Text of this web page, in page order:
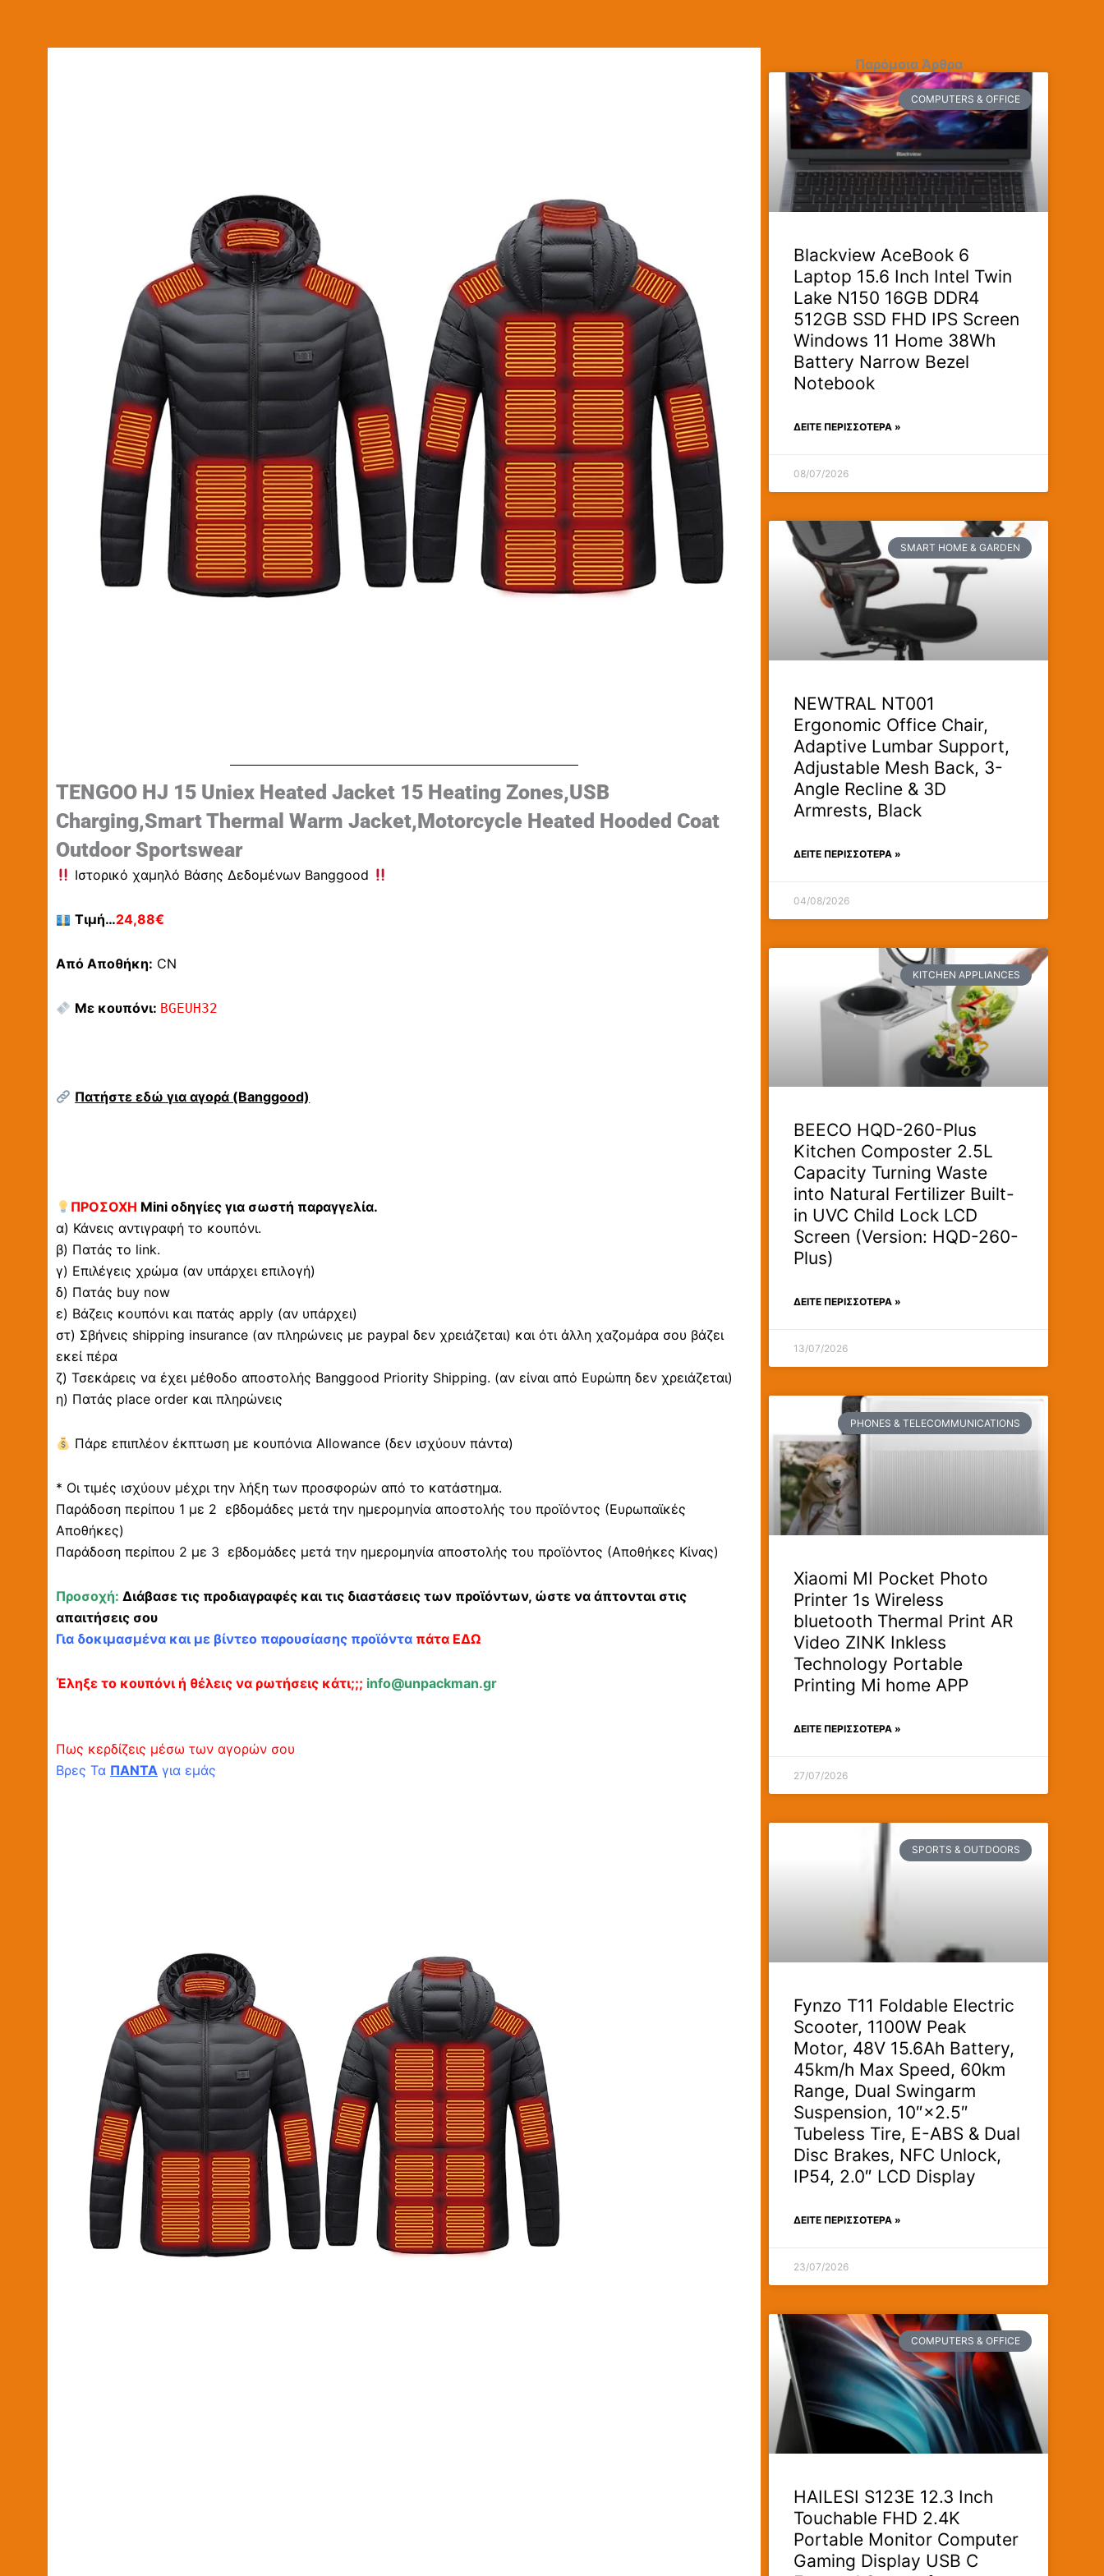
TENGOO HJ 15 Uniex Heated Jacket 15 Heating Zones,USB
Charging,Smart Thermal Warm Jacket,Motorcycle Heated Hooded Coat
Outdoor Sportswear
Ιστορικό χαμηλό Βάσης Δεδομένων Banggood
Τιμή…24,88€
Από Αποθήκη: CN
Με κουπόνι: BGEUH32
Πατήστε εδώ για αγορά (Banggood)
ΠΡΟΣΟΧΗ Mini οδηγίες για σωστή παραγγελία.
α) Κάνεις αντιγραφή το κουπόνι.
β) Πατάς το link.
γ) Επιλέγεις χρώμα (αν υπάρχει επιλογή)
δ) Πατάς buy now
ε) Βάζεις κουπόνι και πατάς apply (αν υπάρχει)
στ) Σβήνεις shipping insurance (αν πληρώνεις με paypal δεν χρειάζεται) και ότι άλλη χαζομάρα σου βάζει
εκεί πέρα
ζ) Τσεκάρεις να έχει μέθοδο αποστολής Banggood Priority Shipping. (αν είναι από Ευρώπη δεν χρειάζεται)
η) Πατάς place order και πληρώνεις
Πάρε επιπλέον έκπτωση με κουπόνια Allowance (δεν ισχύουν πάντα)
* Οι τιμές ισχύουν μέχρι την λήξη των προσφορών από το κατάστημα.
Παράδοση περίπου 1 με 2 εβδομάδες μετά την ημερομηνία αποστολής του προϊόντος (Ευρωπαϊκές
Αποθήκες)
Παράδοση περίπου 2 με 3 εβδομάδες μετά την ημερομηνία αποστολής του προϊόντος (Αποθήκες Κίνας)
Προσοχή: Διάβασε τις προδιαγραφές και τις διαστάσεις των προϊόντων, ώστε να άπτονται στις
απαιτήσεις σου
Για δοκιμασμένα και με βίντεο παρουσίασης προϊόντα πάτα ΕΔΩ
Έληξε το κουπόνι ή θέλεις να ρωτήσεις κάτι;;; info@unpackman.gr
Πως κερδίζεις μέσω των αγορών σου
Βρες Τα ΠΑΝΤΑ για εμάς
Παρόμοια Άρθρα
COMPUTERS & OFFICE
Blackview AceBook 6
Laptop 15.6 Inch Intel Twin
Lake N150 16GB DDR4
512GB SSD FHD IPS Screen
Windows 11 Home 38Wh
Battery Narrow Bezel
Notebook
ΔΕΊΤΕ ΠΕΡΙΣΣΟΤΕΡΑ »
08/07/2026
SMART HOME & GARDEN
NEWTRAL NT001
Ergonomic Office Chair,
Adaptive Lumbar Support,
Adjustable Mesh Back, 3-
Angle Recline & 3D
Armrests, Black
ΔΕΊΤΕ ΠΕΡΙΣΣΟΤΕΡΑ »
04/08/2026
KITCHEN APPLIANCES
BEECO HQD-260-Plus
Kitchen Composter 2.5L
Capacity Turning Waste
into Natural Fertilizer Built-
in UVC Child Lock LCD
Screen (Version: HQD-260-
Plus)
ΔΕΊΤΕ ΠΕΡΙΣΣΟΤΕΡΑ »
13/07/2026
PHONES & TELECOMMUNICATIONS
Xiaomi MI Pocket Photo
Printer 1s Wireless
bluetooth Thermal Print AR
Video ZINK Inkless
Technology Portable
Printing Mi home APP
ΔΕΊΤΕ ΠΕΡΙΣΣΟΤΕΡΑ »
27/07/2026
SPORTS & OUTDOORS
Fynzo T11 Foldable Electric
Scooter, 1100W Peak
Motor, 48V 15.6Ah Battery,
45km/h Max Speed, 60km
Range, Dual Swingarm
Suspension, 10″×2.5″
Tubeless Tire, E-ABS & Dual
Disc Brakes, NFC Unlock,
IP54, 2.0″ LCD Display
ΔΕΊΤΕ ΠΕΡΙΣΣΟΤΕΡΑ »
23/07/2026
COMPUTERS & OFFICE
HAILESI S123E 12.3 Inch
Touchable FHD 2.4K
Portable Monitor Computer
Gaming Display USB C